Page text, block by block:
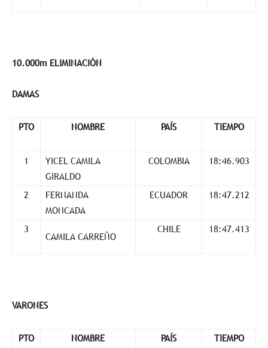
10.000m ELIMINACIÓN
DAMAS
PTO NOMBRE PAÍS TIEMPO
1
YICEL CAMILA
GIRALDO
COLOMBIA 18:46.903
2
FERNANDA
MONCADA
ECUADOR 18:47.212
3
CAMILA CARREÑO
CHILE 18:47.413
VARONES
PTO NOMBRE PAÍS TIEMPO